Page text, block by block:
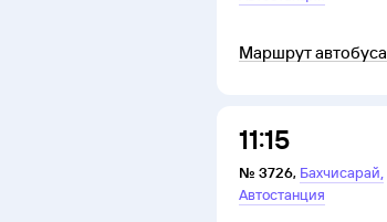
Маршрут автобуса
11:15
№ 3726, Бахчисарай,
Автостанция